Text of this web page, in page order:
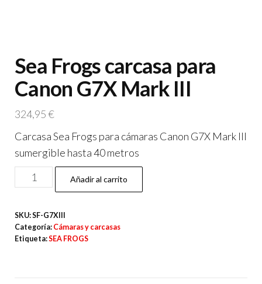
Sea Frogs carcasa para
Canon G7X Mark III
324,95€
Carcasa Sea Frogs para cámaras Canon G7X Mark III
sumergible hasta 40 metros
Frogs
para
Canon
Añadir al carrito
SKU:SF-G7XIII
Categoría: Cámaras y carcasas
Etiqueta:SEA FROGS